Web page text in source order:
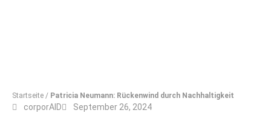
Startseite / Patricia Neumann: Rückenwind durch Nachhaltigkeit
corporAID September 26, 2024